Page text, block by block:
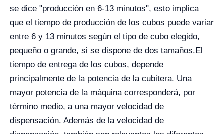
se dice "producción en 6-13 minutos", esto implica
que el tiempo de producción de los cubos puede variar
entre 6 y 13 minutos según el tipo de cubo elegido,
pequeño o grande, si se dispone de dos tamaños.El
tiempo de entrega de los cubos, depende
principalmente de la potencia de la cubitera. Una
mayor potencia de la máquina corresponderá, por
término medio, a una mayor velocidad de
dispensación. Además de la velocidad de